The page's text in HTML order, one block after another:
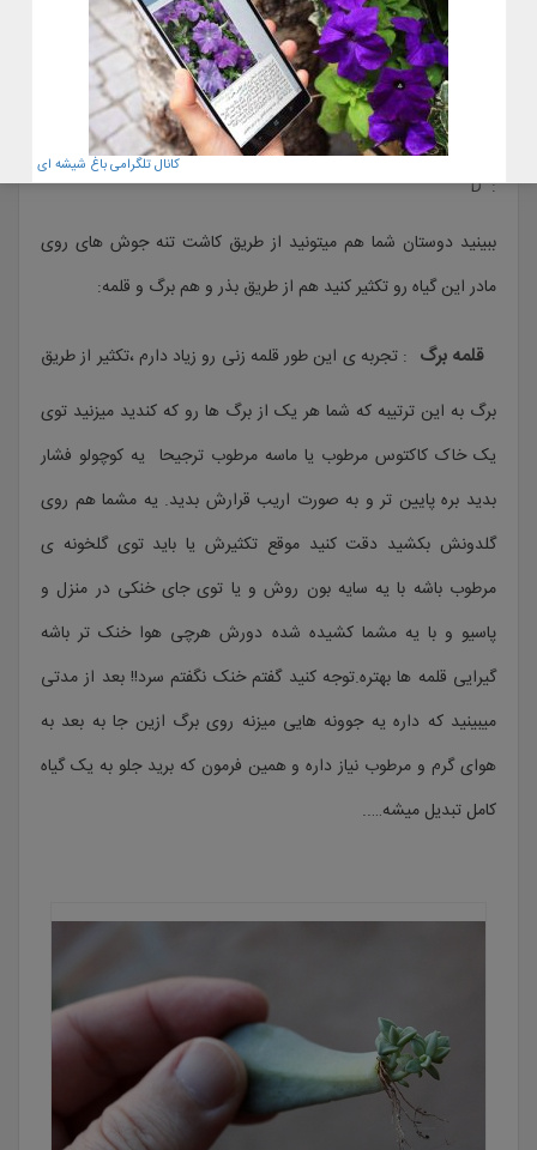
داره کود کاکتوس گرین ایتالیا که درفروشگاه خودمون موجوده توصیه
میکنم.کلیک کنید
: خب میرسیم به بحث قشنگ تکثیر. خب از کجا شروع کنم؟!
: D
ببینید دوستان شما هم میتونید از طریق کاشت تنه جوش های روی
مادر این گیاه رو تکثیر کنید هم از طریق بذر و هم برگ و قلمه:
قلمه برگ : تجربه ی این طور قلمه زنی رو زیاد دارم ،تکثیر از طریق
برگ به این ترتیبه که شما هر یک از برگ ها رو که کندید میزنید توی
یک خاک کاکتوس مرطوب یا ماسه مرطوب ترجیحا یه کوچولو فشار
بدید بره پایین تر و به صورت اریب قرارش بدید. یه مشما هم روی
گلدونش بکشید دقت کنید موقع تکثیرش یا باید توی گلخونه ی
مرطوب باشه با یه سایه بون روش و یا توی جای خنکی در منزل و
پاسیو و با یه مشما کشیده شده دورش هرچی هوا خنک تر باشه
گیرایی قلمه ها بهتره.توجه کنید گفتم خنک نگفتم سرد!! بعد از مدتی
میبینید که داره یه جوونه هایی میزنه روی برگ ازین جا به بعد به
هوای گرم و مرطوب نیاز داره و همین فرمون که برید جلو به یک گیاه
کامل تبدیل میشه…..
کانال تلگرامی باغ شیشه ای